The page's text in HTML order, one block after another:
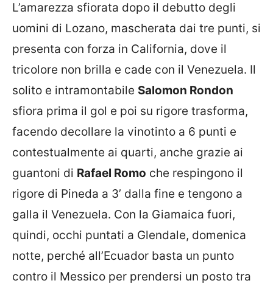
L’amarezza sfiorata dopo il debutto degli
uomini di Lozano, mascherata dai tre punti, si
presenta con forza in California, dove il
tricolore non brilla e cade con il Venezuela. Il
solito e intramontabile Salomon Rondon
sfiora prima il gol e poi su rigore trasforma,
facendo decollare la vinotinto a 6 punti e
contestualmente ai quarti, anche grazie ai
guantoni di Rafael Romo che respingono il
rigore di Pineda a 3’ dalla fine e tengono a
galla il Venezuela. Con la Giamaica fuori,
quindi, occhi puntati a Glendale, domenica
notte, perché all’Ecuador basta un punto
contro il Messico per prendersi un posto tra